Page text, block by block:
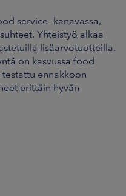
service -kanavassa,
Yhteistyö alkaa
lisäarvotuotteilla.
on kasvussa food
testattu ennakkoon
erittäin hyvän